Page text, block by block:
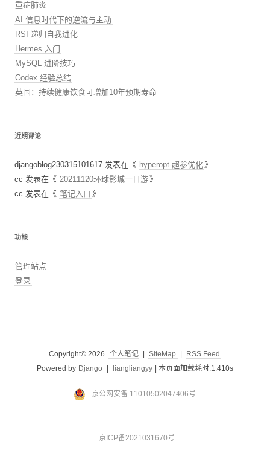
重症肺炎
AI 信息时代下的逆流与主动
RSI 递归自我进化
Hermes 入门
MySQL 进阶技巧
Codex 经验总结
英国：持续健康饮食可增加10年预期寿命
近期评论
djangoblog230315101617 发表在《 hyperopt-超参优化 》
cc 发表在《 20211120环球影城一日游 》
cc 发表在《 笔记入口 》
功能
管理站点
登录
Copyright© 2026 个人笔记 SiteMap
RSS Feed
Powered by Django liangliangyy |本页面加载耗时:1.410s
京公网安备 11010502047406号
京ICP备2021031670号